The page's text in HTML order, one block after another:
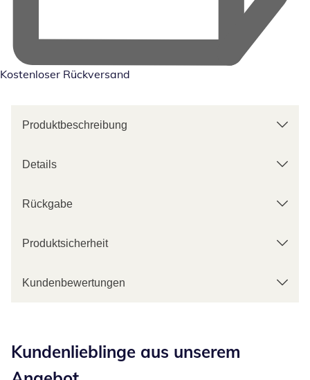
Kostenloser Rückversand
Produktbeschreibung
Details
Rückgabe
Produktsicherheit
Kundenbewertungen
Kundenlieblinge aus unserem